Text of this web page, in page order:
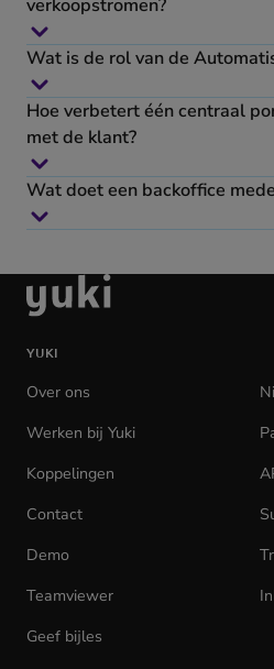
verkoopstromen?
Wat is de rol van de
Hoe verbetert één centraal
met de klant?
Wat doet een backoffice
Ga
naar
homepage
YUKI
Over ons
Werken bij Yuki
Koppelingen
Contact
Demo
Teamviewer
Geef bijles